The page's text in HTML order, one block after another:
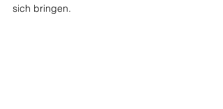
sich bringen.